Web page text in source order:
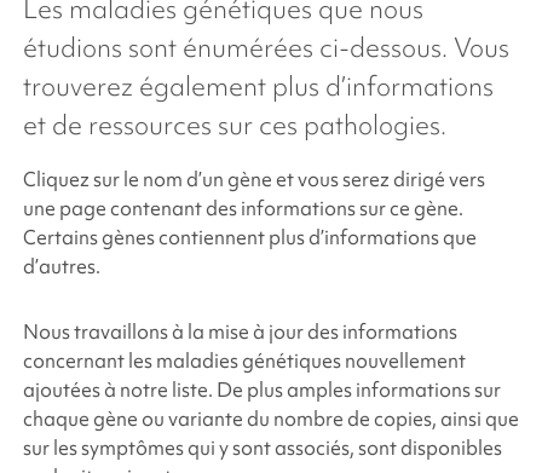
Les maladies génétiques que nous
étudions sont énumérées ci-dessous. Vous
trouverez également plus d’informations
et de ressources sur ces pathologies.
Cliquez sur le nom d’un gène et vous serez dirigé vers
une page contenant des informations sur ce gène.
Certains gènes contiennent plus d’informations que
d’autres.
Nous travaillons à la mise à jour des informations
concernant les maladies génétiques nouvellement
ajoutées à notre liste. De plus amples informations sur
chaque gène ou variante du nombre de copies, ainsi que
sur les symptômes qui y sont associés, sont disponibles